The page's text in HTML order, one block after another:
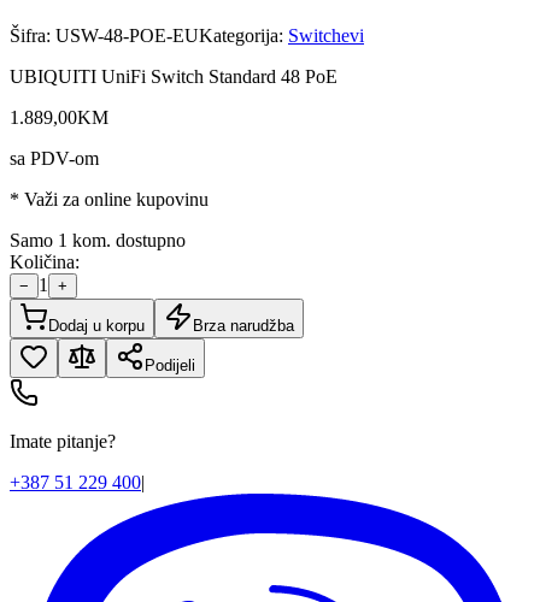
Šifra: USW-48-POE-EUKategorija: Switchevi
UBIQUITI UniFi Switch Standard 48 PoE
1.889,00KM
sa PDV-om
* Važi za online kupovinu
Samo 1 kom. dostupno
Količina:
− 1 +
Dodaj u korpu Brza narudžba
Podijeli
Imate pitanje?
+387 51 229 400|